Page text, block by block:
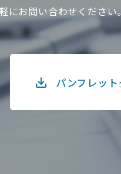
にお問い合わせください
パンフレッ